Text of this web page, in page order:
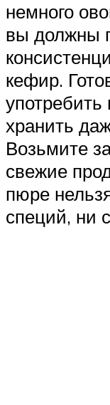
немного
вы должны
кефир.
употребить
хранить
Возьмите
свежие
пюре
специй, ни